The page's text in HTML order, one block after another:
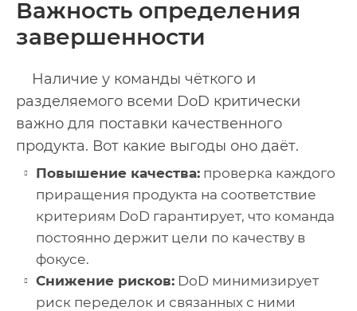
Важность определения
завершенности
Наличие у команды чёткого и
разделяемого всеми DoD критически
важно для поставки качественного
продукта. Вот какие выгоды оно даёт.
Повышение качества: проверка каждого
приращения продукта на соответствие
критериям DoD гарантирует, что команда
постоянно держит цели по качеству в
фокусе.
Снижение рисков: DoD минимизирует
риск переделок и связанных с ними